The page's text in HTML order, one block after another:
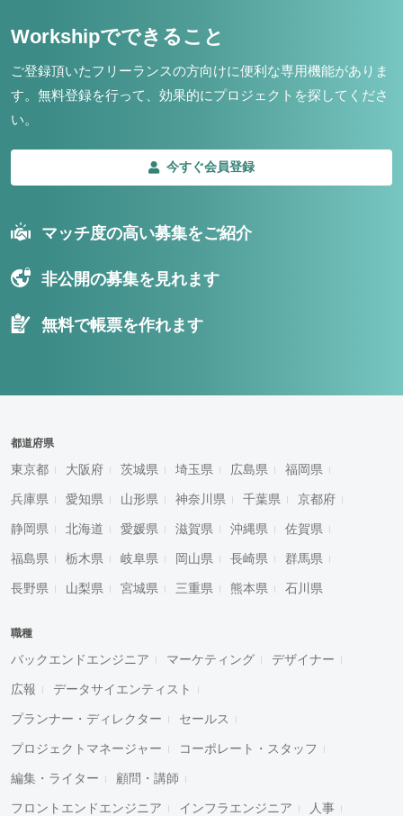
Workshipでできること
ご登録頂いたフリーランスの方向けに便利な専用機能がありま
す。 無料登録を行って、効果的にプロジェクトを探してくださ
い。
今すぐ会員登録
マッチ度の高い募集をご紹介
非公開の募集を見れます
無料で帳票を作れます
都道府県
東京都 大阪府 茨城県 埼玉県 広島県 福岡県
兵庫県 愛知県 山形県 神奈川県 千葉県 京都府
静岡県 北海道 愛媛県 滋賀県 沖縄県 佐賀県
福島県 栃木県 岐阜県 岡山県 長崎県 群馬県
長野県 山梨県 宮城県 三重県 熊本県 石川県
職種
バックエンドエンジニア マーケティング デザイナー
広報 データサイエンティスト
プランナー・ディレクター セールス
プロジェクトマネージャー コーポレート・スタッフ
編集・ライター 顧問・講師
フロントエンドエンジニア インフラエンジニア 人事